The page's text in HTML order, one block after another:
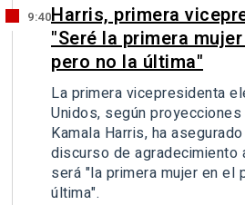
9:40Harris, primera
"Seré la primera
pero no la última"
La primera vicepresidenta
Unidos, según
Kamala Harris, ha
discurso de
será "la primera mujer en el
última".